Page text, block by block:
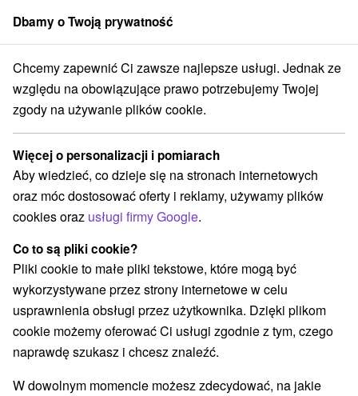
członek grupySorger
Priváty Východné Slovensko Prešovský kraj Štôla
Priváty Štôla
Kategorie
Wszystkie kategorie
Hotele na Slovacji(1)
Apartmány(6) Chaty na prenájom
Penzióny (2) Priváty(2)
Wybierz lokalizację lub datę
WSZYSTKO NAJTAŃSZE NAJDROŻSZE NA
Dbamy o Twoją prywatność
Chcemy zapewnić Ci zawsze najlepsze usługi. Jednak ze
względu na obowiązujące prawo potrzebujemy Twojej
zgody na używanie plików cookie.
Więcej o personalizacji i pomiarach
Aby wiedzieć, co dzieje się na stronach internetowych
oraz móc dostosować oferty i reklamy, używamy plików
cookies oraz usługi firmy Google.
Co to są pliki cookie?
Pliki cookie to małe pliki tekstowe, które mogą być
wykorzystywane przez strony internetowe w celu
usprawnienia obsługi przez użytkownika. Dzięki plikom
cookie możemy oferować Ci usługi zgodnie z tym, czego
naprawdę szukasz i chcesz znaleźć.
W dowolnym momencie możesz zdecydować, na jakie